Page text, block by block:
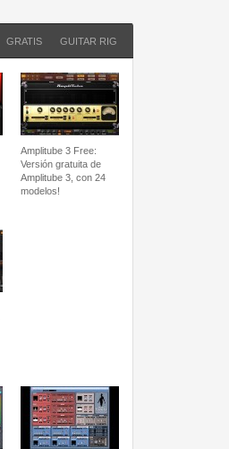
GRATIS GUITAR RIG
Amplitube 3 Free:
Versión gratuita de
Amplitube 3, con 24
modelos!